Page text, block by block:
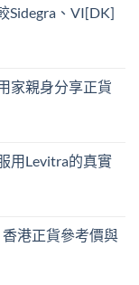
Sidegra、VI[DK]
家親身分享正貨
用Levitra的真實
港正貨參考價與